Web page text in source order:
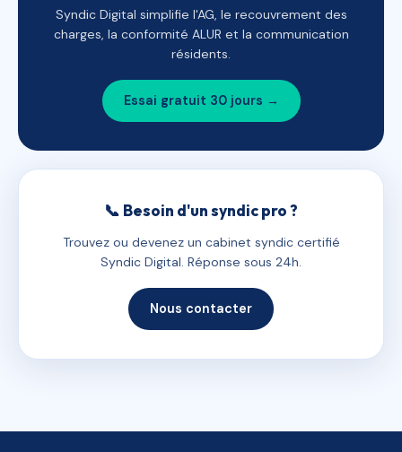
Syndic Digital simplifie l'AG, le recouvrement des
charges, la conformité ALUR et la communication
résidents.
Essai gratuit 30 jours →
📞 Besoin d'un syndic pro ?
Trouvez ou devenez un cabinet syndic certifié
Syndic Digital. Réponse sous 24h.
Nous contacter